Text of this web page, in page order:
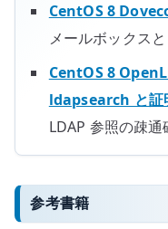
CentOS 8
メールボックス
CentOS 8
ldapsearch と証
LDAP 参照の疎通
参考書籍